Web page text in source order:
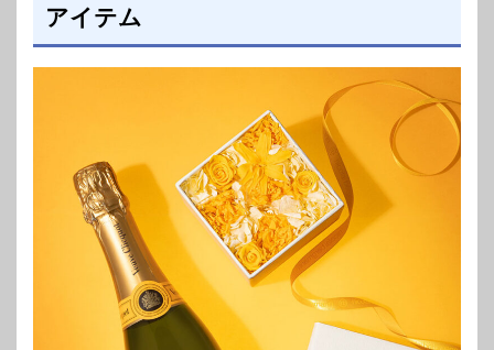
アイテム